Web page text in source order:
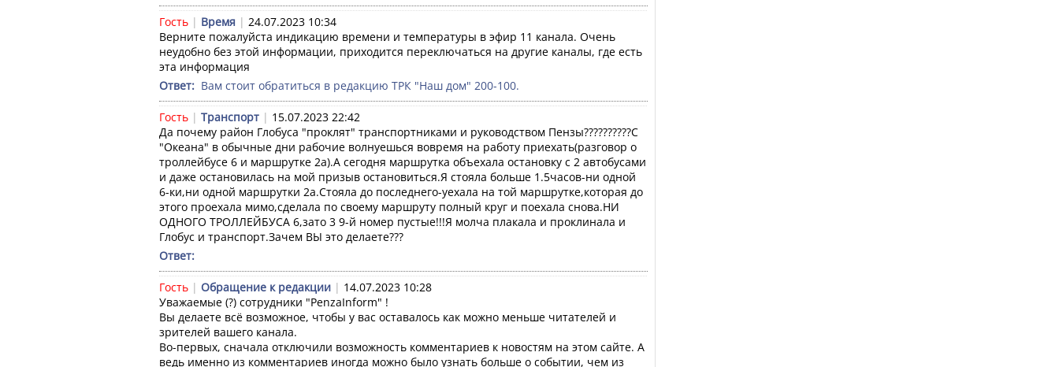
Гость | Время | 24.07.2023 10:34
Верните пожалуйста индикацию времени и температуры в эфир 11 канала. Очень
неудобно без этой информации, приходится переключаться на другие каналы, где есть
эта информация
Ответ: Вам стоит обратиться в редакцию ТРК "Наш дом" 200-100.
Гость | Транспорт | 15.07.2023 22:42
Да почему район Глобуса "проклят" транспортниками и руководством Пензы??????????С
"Океана" в обычные дни рабочие волнуешься вовремя на работу приехать(разговор о
троллейбусе 6 и маршрутке 2а).А сегодня маршрутка объехала остановку с 2 автобусами
и даже остановилась на мой призыв остановиться.Я стояла больше 1.5часов-ни одной
6-ки,ни одной маршрутки 2а.Стояла до последнего-уехала на той маршрутке,которая до
этого проехала мимо,сделала по своему маршруту полный круг и поехала снова.НИ
ОДНОГО ТРОЛЛЕЙБУСА 6,зато 3 9-й номер пустые!!!Я молча плакала и проклинала и
Глобус и транспорт.Зачем ВЫ это делаете???
Ответ:
Гость | Обращение к редакции | 14.07.2023 10:28
Уважаемые (?) сотрудники "PenzaInform" !
Вы делаете всё возможное, чтобы у вас оставалось как можно меньше читателей и
зрителей вашего канала.
Во-первых, сначала отключили возможность комментариев к новостям на этом сайте. А
ведь именно из комментариев иногда можно было узнать больше о событии, чем из